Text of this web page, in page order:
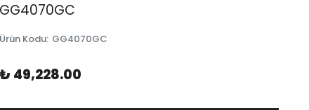
GG4070GC
Ürün Kodu: GG4070GC
₺ 49,228.00